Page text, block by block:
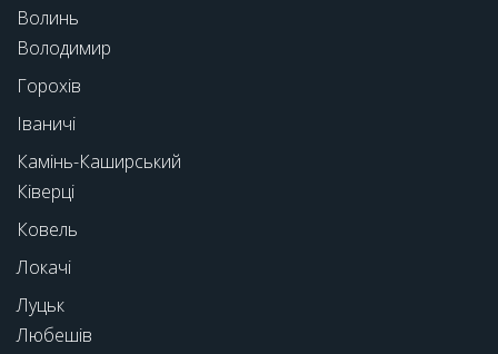
Волинь
Володимир
Горохів
Іваничі
Камінь-Каширський
Ківерці
Ковель
Локачі
Луцьк
Любешів